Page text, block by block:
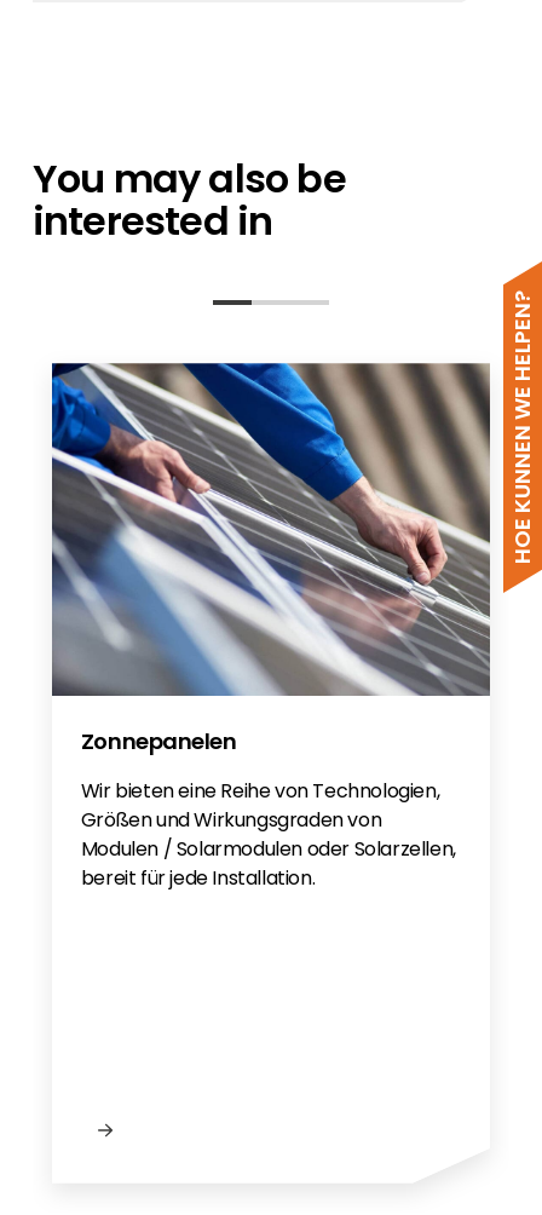
HOE KUNNEN WE HELPEN?
You may also be
interested in
Zonnepanelen
Wir bieten eine Reihe von Technologien,
Größen und Wirkungsgraden von
Modulen / Solarmodulen oder Solarzellen,
bereit für jede Installation.